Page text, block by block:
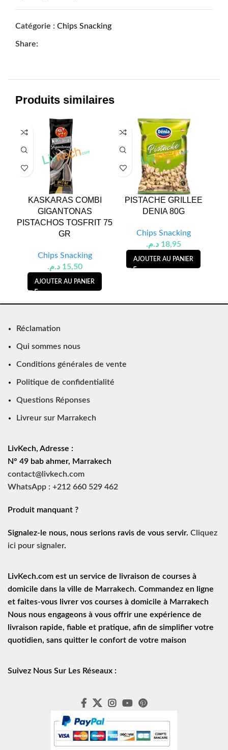
Catégorie : Chips Snacking
Share:
Produits similaires
KASKARAS COMBI
GIGANTONAS
PISTACHOS TOSFRIT 75
GR
Chips Snacking
15,50 د.م.
AJOUTER AU PANIER
PISTACHE GRILLEE
DENIA 80G
Chips Snacking
18,95 د.م.
AJOUTER AU PANIER
Réclamation
Qui sommes nous
Conditions générales de vente
Politique de confidentialité
Questions Réponses
Livreur sur Marrakech
LivKech, Adresse :
N° 49 bab ahmer, Marrakech
contact@livkech.com
WhatsApp : +212 660 529 462
Produit manquant ?
Signalez-le nous, nous serions ravis de vous servir. Cliquez
ici pour signaler.
LivKech.com est un service de
livraison de courses à
domicile dans la ville de Marrakech. Commandez en ligne
et faites-vous livrer vos courses à domicile à Marrakech
Nous nous engageons à vous offrir une expérience de
livraison rapide, fiable et pratique, afin de simplifier votre
quotidien, sans quitter le confort de votre maison
Suivez Nous Sur Les Réseaux :